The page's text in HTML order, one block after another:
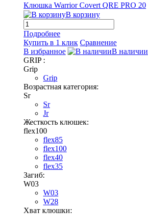
Клюшка Warrior Covert QRE PRO 20
В корзину
Подробнее
Купить в 1 клик Сравнение
В избранное
В наличии
GRIP :
Grip
Grip
Возрастная категория:
Sr
Sr
Jr
Жесткость клюшек:
flex100
flex85
flex100
flex40
flex35
Загиб:
W03
W03
W28
Хват клюшки: